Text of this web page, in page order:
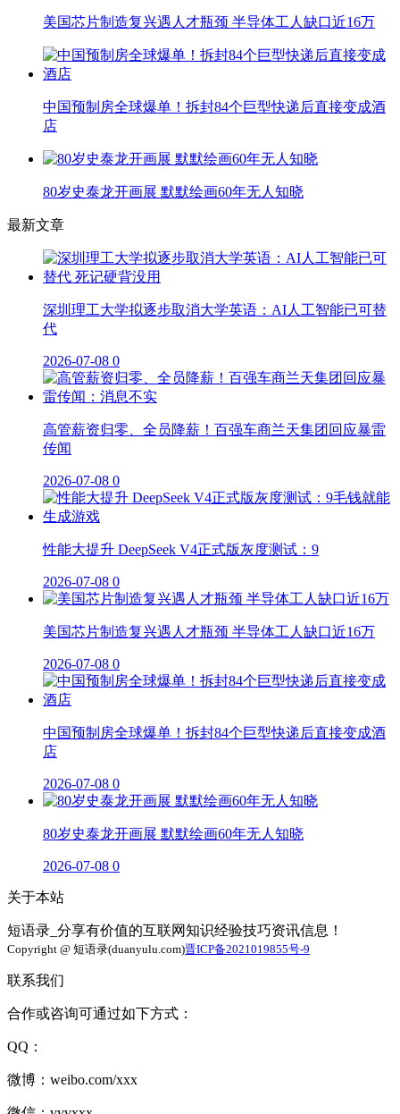
美国芯片制造复兴遇人才瓶颈 半导体工人缺口近16万
中国预制房全球爆单！拆封84个巨型快递后直接变成酒
店
80岁史泰龙开画展 默默绘画60年无人知晓
最新文章
深圳理工大学拟逐步取消大学英语：AI人工智能已可替
代
2026-07-08 0
高管薪资归零、全员降薪！百强车商兰天集团回应暴雷
传闻
2026-07-08 0
性能大提升 DeepSeek V4正式版灰度测试：9
2026-07-08 0
美国芯片制造复兴遇人才瓶颈 半导体工人缺口近16万
2026-07-08 0
中国预制房全球爆单！拆封84个巨型快递后直接变成酒
店
2026-07-08 0
80岁史泰龙开画展 默默绘画60年无人知晓
2026-07-08 0
关于本站
短语录_分享有价值的互联网知识经验技巧资讯信息！
Copyright @ 短语录(duanyulu.com)晋ICP备2021019855号-9
联系我们
合作或咨询可通过如下方式：
QQ：
微博：weibo.com/xxx